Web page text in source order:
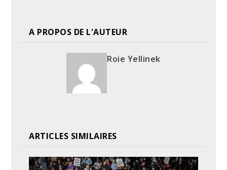
A PROPOS DE L'AUTEUR
Roie Yellinek
ARTICLES SIMILAIRES